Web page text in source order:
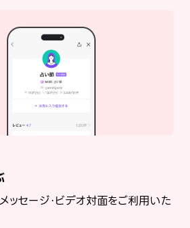
メッセージ・ビデオ対面をご利用いた